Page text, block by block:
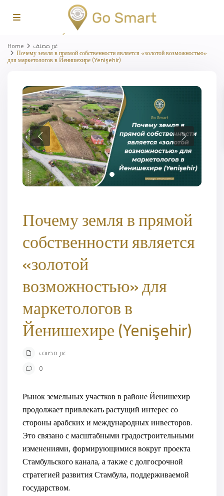
Home غير مصنف
Почему земля в прямой собственности является «золотой возможностью»
для маркетологов в Йенишехире (Yenişehir)
Почему земля в прямой
собственности является
«золотой
возможностью» для
маркетологов в
Йенишехире (Yenişehir)
غير مصنف
0
Рынок земельных участков в районе Йенишехир
продолжает привлекать растущий интерес со
стороны арабских и международных инвесторов.
Это связано с масштабными градостроительными
изменениями, формирующимися вокруг проекта
Стамбульского канала, а также с долгосрочной
стратегией развития Стамбула, поддерживаемой
государством.